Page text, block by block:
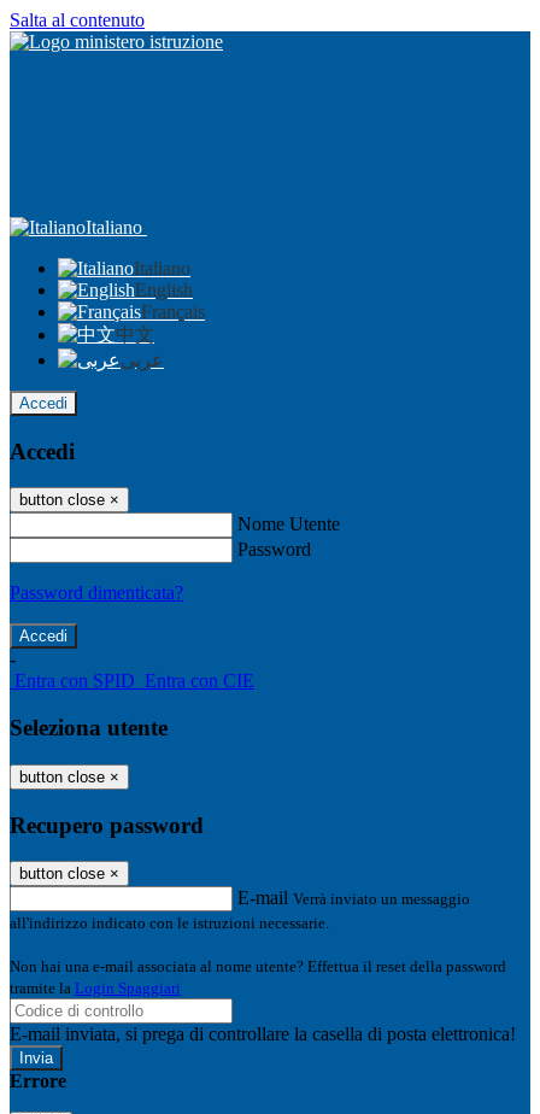
Salta al contenuto
Italiano
Italiano
English
Français
中文
عربى
Accedi
Accedi
button close ×
Nome Utente
Password
Password dimenticata?
-
Entra con SPID Entra con CIE
Seleziona utente
button close ×
Recupero password
button close ×
E-mail Verrà inviato un messaggio
all'indirizzo indicato con le istruzioni necessarie.
Non hai una e-mail associata al nome utente? Effettua il reset della password
tramite la Login Spaggiari
E-mail inviata, si prega di controllare la casella di posta elettronica!
Errore